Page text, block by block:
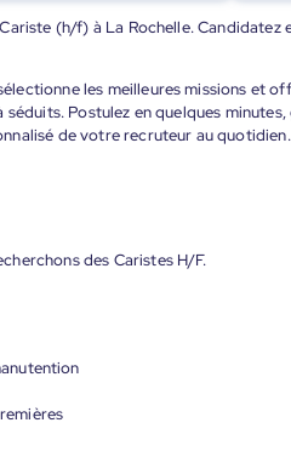
(h/f) à La Rochelle. Candidatez
les meilleures missions et
séduits. Postulez en quelques
de votre recruteur au quotidien.
des Caristes H/F.